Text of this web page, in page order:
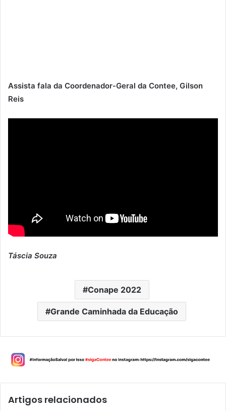
Assista fala da Coordenador-Geral da Contee, Gilson
Reis
Táscia Souza
Conape 2022
Grande Caminhada da Educação
Artigos relacionados